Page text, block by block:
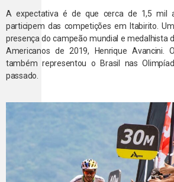
A expectativa é de que cerca de 1,5 mil
participem das competições em Itabirito.
presença do campeão mundial e medalhista
Americanos de 2019, Henrique Avancini.
também representou o Brasil nas
passado.